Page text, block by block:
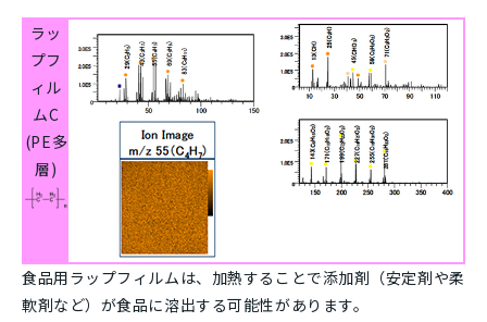
ラッ
プフ
ィル
ムC
(PE多
層)
食品用ラップフィルムは、加熱することで添加剤（安定剤や柔
軟剤など）が食品に溶出する可能性があります。